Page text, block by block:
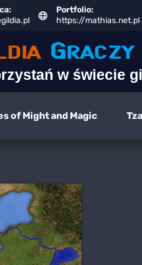
Portfolio:
https://mathias.net.pl
w świecie
of Might and Magic